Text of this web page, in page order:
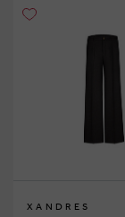
XANDRES